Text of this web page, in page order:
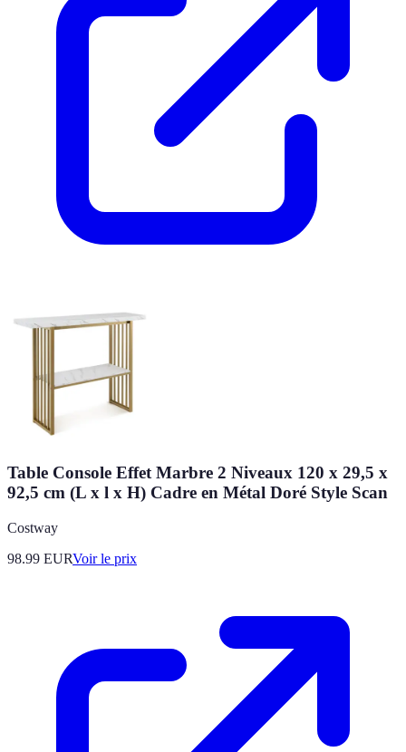
Table Console Effet Marbre 2 Niveaux 120 x 29,5 x
92,5 cm (L x l x H) Cadre en Métal Doré Style Scan
Costway
98.99 EURVoir le prix